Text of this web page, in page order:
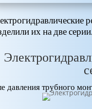
их на две серии.
давления трубного